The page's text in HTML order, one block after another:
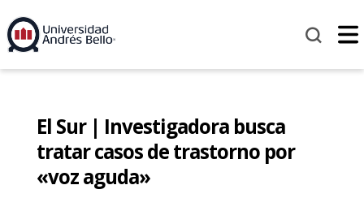
El Sur | Investigadora busca
tratar casos de trastorno por
«voz aguda»